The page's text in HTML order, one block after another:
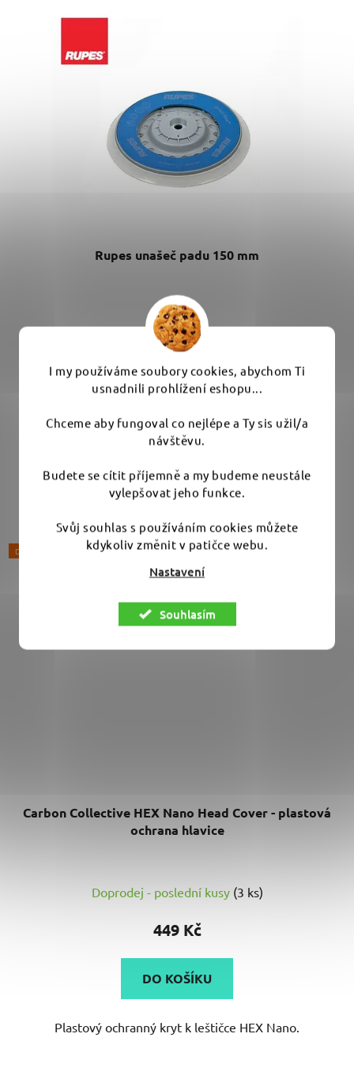
I my používáme soubory cookies, abychom Ti
usnadnili prohlížení eshopu...
Chceme aby fungoval co nejlépe a Ty sis užil/a
návštěvu.
Budete se cítit příjemně a my budeme neustále
vylepšovat jeho funkce.
Svůj souhlas s používáním cookies můžete
kdykoliv změnit v patičce webu.
Nastavení
Souhlasím
Rupes unašeč padu 150 mm
Vyprodáno - běžně skladem do 10 pracovních dnů
1 325 Kč
DO KOŠÍKU
Náhradní 150mm Rupes unašeč. Na leštičku LHR 21 pro
pady 150 - 180 mm, závit M8.
DOPRODEJ
Carbon Collective HEX Nano Head Cover - plastová
ochrana hlavice
Doprodej - poslední kusy (3 ks)
449 Kč
DO KOŠÍKU
Plastový ochranný kryt k leštičce HEX Nano.